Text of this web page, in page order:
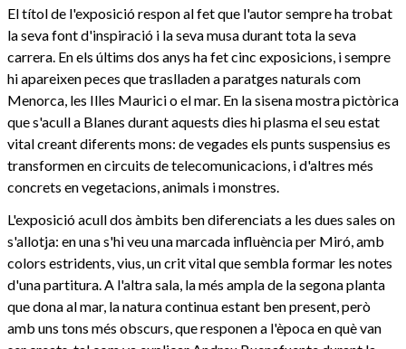
El títol de l'exposició respon al fet que l'autor sempre ha trobat
la seva font d'inspiració i la seva musa durant tota la seva
carrera. En els últims dos anys ha fet cinc exposicions, i sempre
hi apareixen peces que traslladen a paratges naturals com
Menorca, les Illes Maurici o el mar. En la sisena mostra pictòrica
que s'acull a Blanes durant aquests dies hi plasma el seu estat
vital creant diferents mons: de vegades els punts suspensius es
transformen en circuits de telecomunicacions, i d'altres més
concrets en vegetacions, animals i monstres.
L'exposició acull dos àmbits ben diferenciats a les dues sales on
s'allotja: en una s'hi veu una marcada influència per Miró, amb
colors estridents, vius, un crit vital que sembla formar les notes
d'una partitura. A l'altra sala, la més ampla de la segona planta
que dona al mar, la natura continua estant ben present, però
amb uns tons més obscurs, que responen a l'època en què van